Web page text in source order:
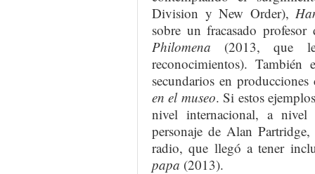
Division y New Order),
sobre un fracasado
Philomena (2013, que
reconocimientos).
secundarios en
en el museo. Si estos
nivel internacional, a nivel
personaje de Alan
radio, que llegó a tener
papa (2013).